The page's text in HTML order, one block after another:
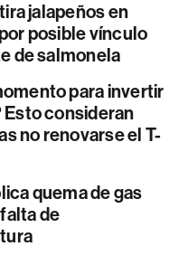
jalapeños en
posible vínculo
de salmonela
para invertir
Esto consideran
no renovarse el T-
quema de gas
de